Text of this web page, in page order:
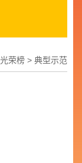
光荣榜 > 典型示范